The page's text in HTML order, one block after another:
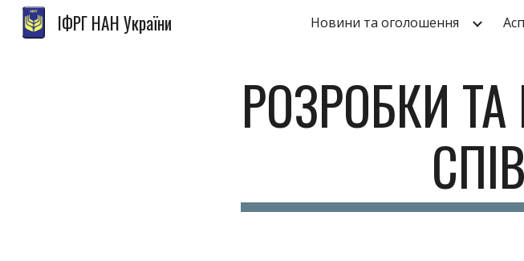
Skip to main content
ІФРГ НАН України Новини та оголошення
РОЗРОБКИ